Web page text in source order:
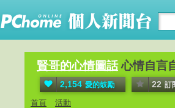
賢哥的心情圖話 心情自言
2,154 愛的鼓勵 22 訂
首頁 活動